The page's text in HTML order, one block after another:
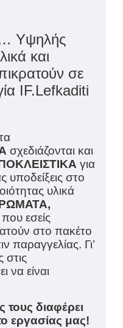
Υψηλής
και
σε
IF.Lefkaditi
σχεδιάζονται και
για
υποδείξεις στο
υλικά
που εσείς
στο πακέτο
παραγγελίας. Γι’
στις
να είναι
τους διαφέρει
εργασίας μας!